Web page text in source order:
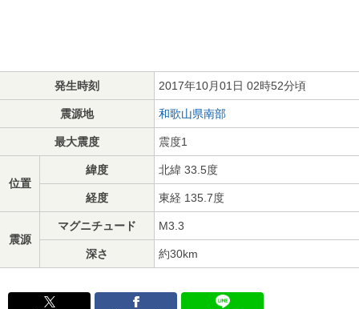
発生時刻 2017年10月01日 02時52分頃
震源地 和歌山県南部
最大震度 震度1
位置
緯度 北緯 33.5度
経度 東経 135.7度
震源
マグニチュード M3.3
深さ 約30km